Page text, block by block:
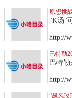
原想挑
"K汤"
http://
巴特勒
巴特勒
http://
“飙风玫